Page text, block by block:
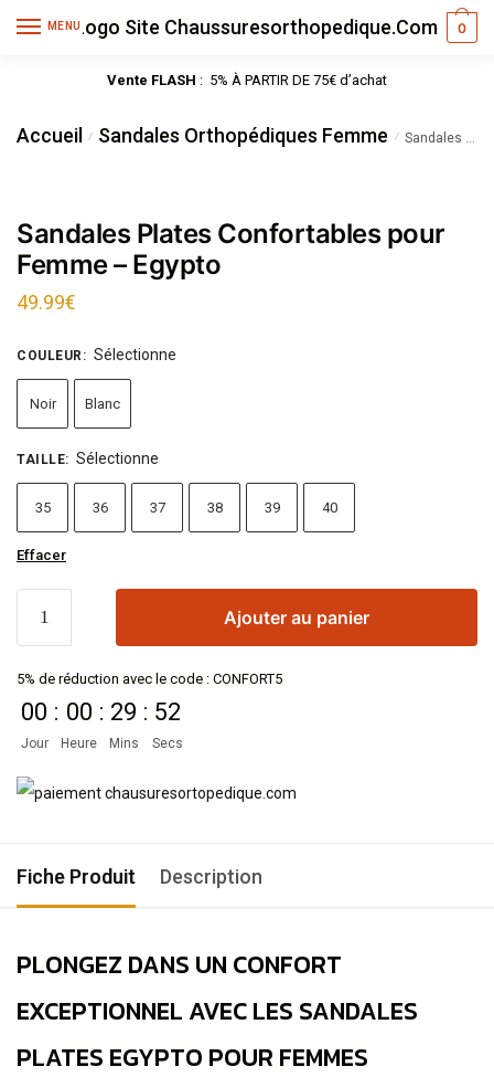
MENU 0
Vente FLASH : 5% À PARTIR DE 75€ d’achat
Accueil / Sandales Orthopédiques Femme / Sandales Plates Confortables pour Femme – Egypto
Sandales Plates Confortables pour
Femme – Egypto
49.99€
COULEUR : Sélectionne
Noir Blanc
TAILLE: Sélectionne
35 36 37 38 39 40
Effacer
Ajouter au panier
5% de réduction avec le code : CONFORT5
00
Jour
: 00
Heure
: 29
Mins
: 51
Secs
Fiche Produit Description
PLONGEZ DANS UN CONFORT
EXCEPTIONNEL AVEC LES SANDALES
PLATES EGYPTO POUR FEMMES